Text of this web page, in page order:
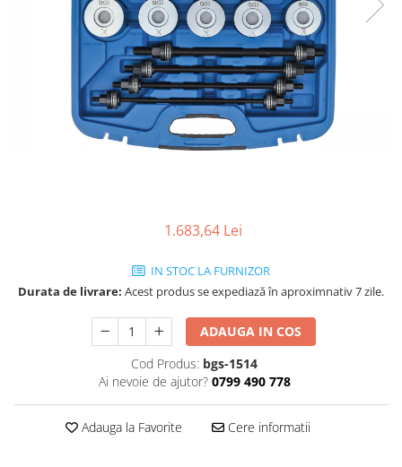
1.683,64 Lei
IN STOC LA FURNIZOR
Durata de livrare: Acest produs se expediază în aproximnativ 7 zile.
ADAUGA IN COS
Cod Produs: bgs-1514
Ai nevoie de ajutor? 0799 490 778
Adauga la Favorite Cere informatii